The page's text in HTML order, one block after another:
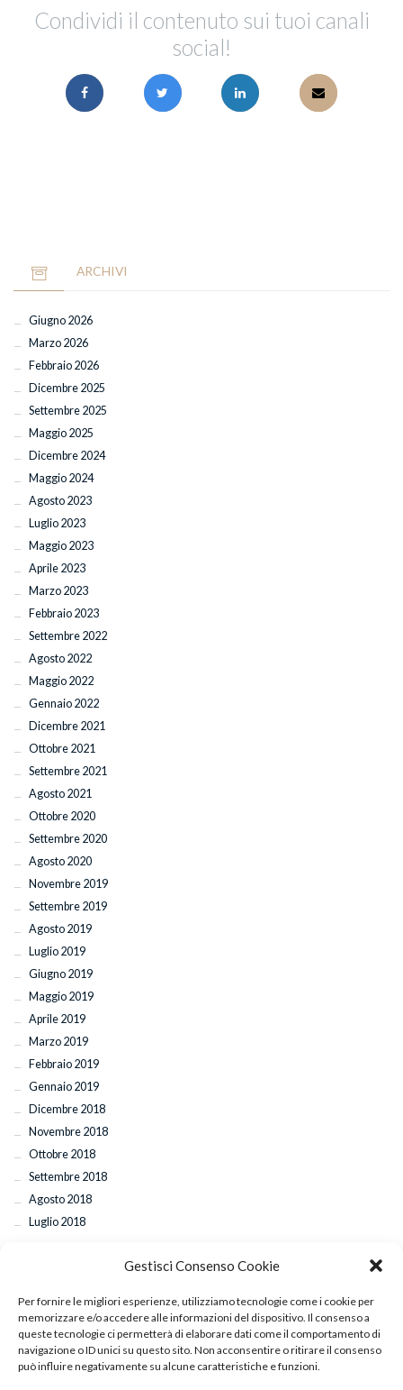
Gestisci Consenso Cookie
Per fornire le migliori esperienze, utilizziamo tecnologie come i cookie per
memorizzare e/o accedere alle informazioni del dispositivo. Il consenso a
queste tecnologie ci permetterà di elaborare dati come il comportamento di
navigazione o ID unici su questo sito. Non acconsentire o ritirare il consenso
può influire negativamente su alcune caratteristiche e funzioni.
Condividi il contenuto sui tuoi canali
social!
ARCHIVI
Giugno 2026
Marzo 2026
Febbraio 2026
Dicembre 2025
Settembre 2025
Maggio 2025
Dicembre 2024
Maggio 2024
Agosto 2023
Luglio 2023
Maggio 2023
Aprile 2023
Marzo 2023
Febbraio 2023
Settembre 2022
Agosto 2022
Maggio 2022
Gennaio 2022
Dicembre 2021
Ottobre 2021
Settembre 2021
Agosto 2021
Ottobre 2020
Settembre 2020
Agosto 2020
Novembre 2019
Settembre 2019
Agosto 2019
Luglio 2019
Giugno 2019
Maggio 2019
Aprile 2019
Marzo 2019
Febbraio 2019
Gennaio 2019
Dicembre 2018
Novembre 2018
Ottobre 2018
Settembre 2018
Agosto 2018
Luglio 2018
Esami di fine anno: il 29 e 30 giugno l’appuntamento con la commissione
internazionale